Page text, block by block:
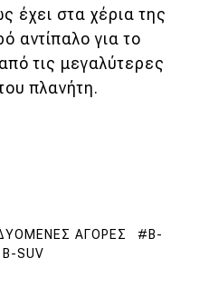
έχει στα χέρια της
αντίπαλο για το
τις μεγαλύτερες
πλανήτη.
ΑΓΟΡΈΣ
B-
SUV